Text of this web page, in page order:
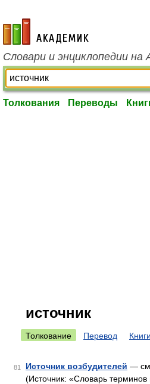
academic.ru
Словари и энциклопедии на
Толкования Переводы
источник
Толкование Перевод Книги
81 Источник возбудителей —
(Источник: «Словарь терминов